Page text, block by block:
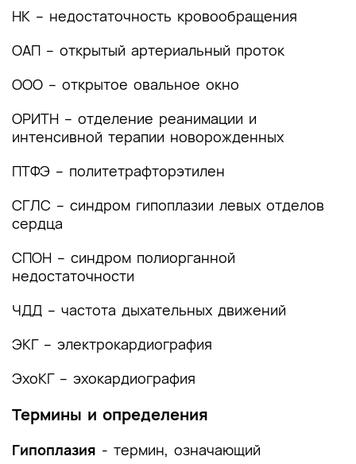
7. Дополнительная информация (в том числе
состояния)
Критерии оценки качества медицинской
Список литературы
Приложение А1. Состав рабочей группы по
рекомендаций
клинических рекомендаций
включая соответствие показаний к
применения и доз лекарственных препаратов,
препарата
Приложение Б. Алгоритмы действий врача
Приложение В. Информация для пациента
НК – недостаточность кровообращения
ОАП – открытый артериальный проток
ООО – открытое овальное окно
ОРИТН – отделение реанимации и
интенсивной терапии новорожденных
ПТФЭ – политетрафторэтилен
СГЛС – синдром гипоплазии левых отделов
сердца
СПОН – синдром полиорганной
недостаточности
ЧДД – частота дыхательных движений
ЭКГ – электрокардиография
ЭхоКГ – эхокардиография
Термины и определения
Гипоплазия - термин, означающий